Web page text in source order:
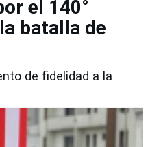
el 140°
batalla de
de fidelidad a la